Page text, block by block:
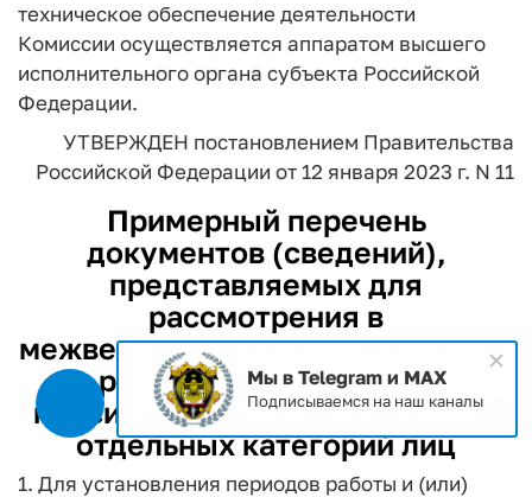
техническое обеспечение деятельности
Комиссии осуществляется аппаратом высшего
исполнительного органа субъекта Российской
Федерации.
УТВЕРЖДЕН постановлением Правительства
Российской Федерации от 12 января 2023 г. N 11
Примерный перечень
документов (сведений),
представляемых для
рассмотрения в
межведомственную комиссию по
реализации трудовых,
пенсионных и социальных прав
отдельных категорий лиц
1. Для установления периодов работы и (или)
Мы в Telegram и MAX
Подписываемся на наш каналы